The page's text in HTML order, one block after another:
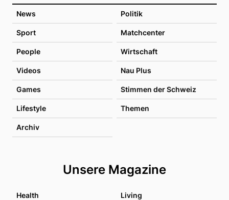
News Politik
Sport Matchcenter
People Wirtschaft
Videos Nau Plus
Games Stimmen der Schweiz
Lifestyle Themen
Archiv
Unsere Magazine
Health Living